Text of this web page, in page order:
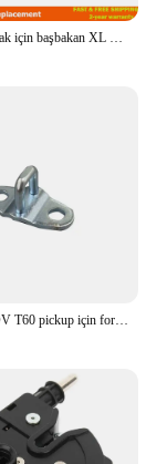
Keter saklamak için başbakan XL Max Ultra ark Nova bahçe kapak kilitleme mandalı değiştirme güçlü onarım Fix bahçe cıvata
MAXUS LDV T60 pickup için forvet ile bagaj mandalı bagaj kapağı kilidi